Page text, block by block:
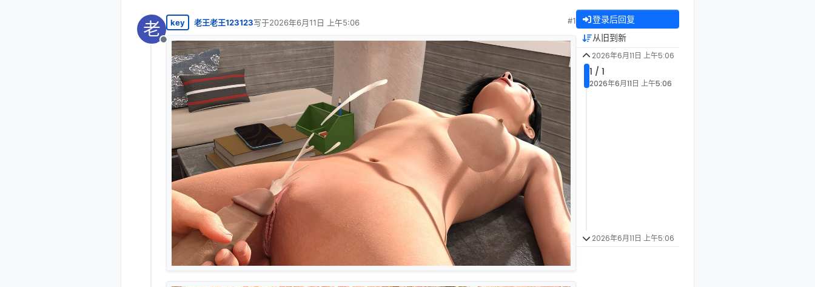
老
离线
key 老王老王123123写于2026年6月11日 上午5:06
最后由 编辑
#1 登录后回复
从旧到新
2026年6月11日 上午5:06
1 / 1
2026年6月11日 上午5:06
2026年6月11日 上午5:06